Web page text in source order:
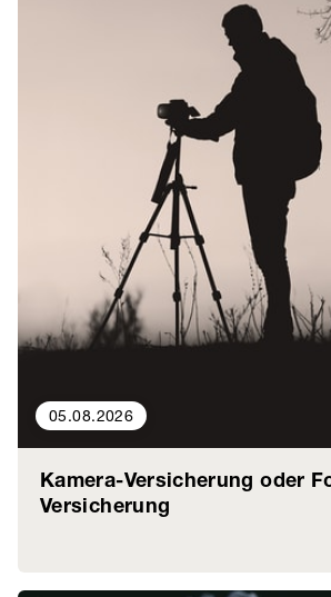
05.08.2026
Kamera-Versicherung oder
Versicherung